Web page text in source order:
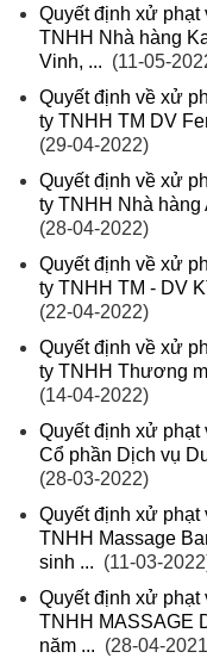
Quyết định xử phạt
TNHH Nhà hàng
Vinh, ... (11-05-
Quyết định về xử
ty TNHH TM DV
(29-04-2022)
Quyết định về xử
ty TNHH Nhà hàng
(28-04-2022)
Quyết định về xử
ty TNHH TM - DV
(22-04-2022)
Quyết định về xử
ty TNHH Thương
(14-04-2022)
Quyết định xử phạt
Cổ phần Dịch vụ
(28-03-2022)
Quyết định xử phạt
TNHH Massage
sinh ... (11-03-
Quyết định xử phạt
TNHH MASSAGE
năm ... (28-04-